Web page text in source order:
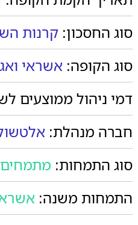
סוג החסכון: קרנות
סוג הקופה: אשראי
דמי ניהול ממוצעים
חברה מנהלת:
סוג התמחות: מתמחים
התמחות משנה: